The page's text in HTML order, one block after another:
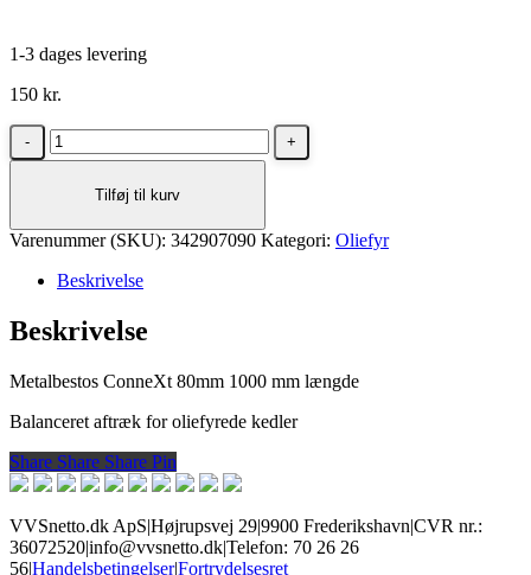
1-3 dages levering
150 kr.
Metalbestos
ConneXt
længde
Tilføj til kurv
Varenummer (SKU): 342907090 Kategori: Oliefyr
Beskrivelse
Beskrivelse
Metalbestos ConneXt 80mm 1000 mm længde
Balanceret aftræk for oliefyrede kedler
Share
Share Share Share Pin
VVSnetto.dk ApS|Højrupsvej 29|9900 Frederikshavn|CVR nr.:
36072520|info@vvsnetto.dk|Telefon: 70 26 26
56|Handelsbetingelser|Fortrydelsesret